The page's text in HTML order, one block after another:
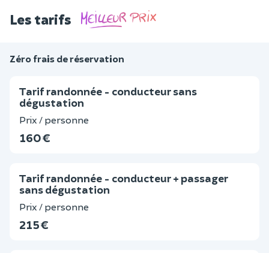
Les tarifs
Zéro frais de réservation
Tarif randonnée - conducteur sans
dégustation
Prix / personne
160 €
Tarif randonnée - conducteur + passager
sans dégustation
Prix / personne
215 €